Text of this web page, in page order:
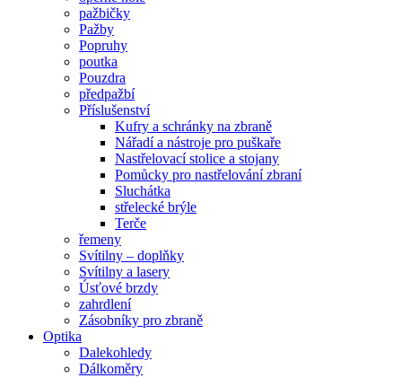
pažbičky
Pažby
Popruhy
poutka
Pouzdra
předpažbí
Příslušenství
Kufry a schránky na zbraně
Nářadí a nástroje pro puškaře
Nastřelovací stolice a stojany
Pomůcky pro nastřelování zbraní
Sluchátka
střelecké brýle
Terče
řemeny
Svítilny – doplňky
Svítilny a lasery
Úsťové brzdy
zahrdlení
Zásobníky pro zbraně
Optika
Dalekohledy
Dálkoměry